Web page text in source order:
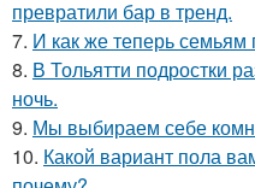
превратили бар в тренд.
7. И как же теперь семьям
8. В Тольятти подростки
ночь.
9. Мы выбираем себе
10. Какой вариант пола